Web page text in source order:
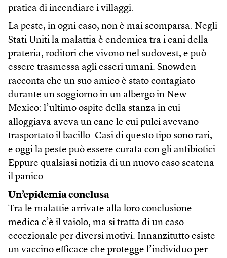
pratica di incendiare i villaggi.
La peste, in ogni caso, non è mai scomparsa. Negli
Stati Uniti la malattia è endemica tra i cani della
prateria, roditori che vivono nel sudovest, e può
essere trasmessa agli esseri umani. Snowden
racconta che un suo amico è stato contagiato
durante un soggiorno in un albergo in New
Mexico: l’ultimo ospite della stanza in cui
alloggiava aveva un cane le cui pulci avevano
trasportato il bacillo. Casi di questo tipo sono rari,
e oggi la peste può essere curata con gli antibiotici.
Eppure qualsiasi notizia di un nuovo caso scatena
il panico.
Un’epidemia conclusa
Tra le malattie arrivate alla loro conclusione
medica c’è il vaiolo, ma si tratta di un caso
eccezionale per diversi motivi. Innanzitutto esiste
un vaccino efficace che protegge l’individuo per